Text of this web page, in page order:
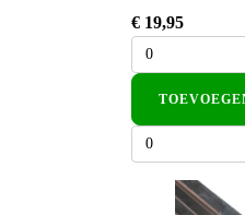
€ 19,95